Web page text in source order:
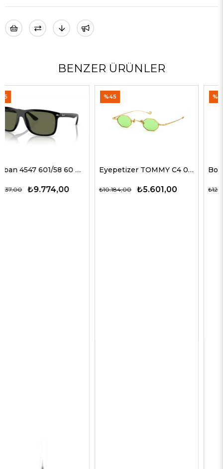
BENZER ÜRÜNLER
Eyepetizer TOMMY C4 09-23 G Erkek Güneş Gözlükleri
₺5.601,00
₺10.184,00
Boss 1598/S KB7QT 55 G Erkek Güneş Gözlükleri
₺6.132,00
₺12.264,00